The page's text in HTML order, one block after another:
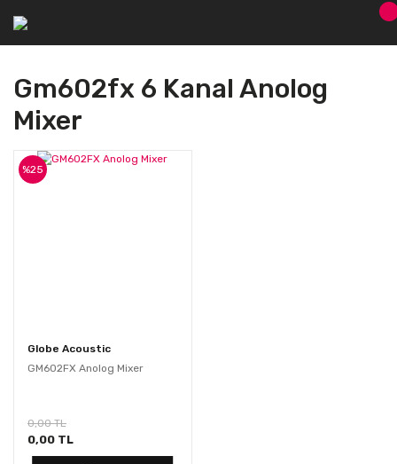
Gm602fx 6 Kanal Anolog
Mixer
Globe Acoustic
GM602FX Anolog Mixer
%25
0,00 TL
0,00 TL